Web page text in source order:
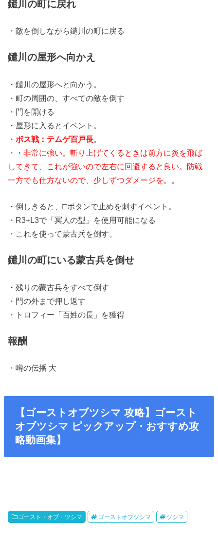
鑓川の町に戻れ
・敵を倒しながら鑓川の町に戻る
鑓川の屋形へ向かえ
・鑓川の屋形へと向かう。
・町の周囲の、すべての敵を倒す
・門を開ける
・屋形に入るとイベント。
・ボス戦：テムゲ百戸長。
・・非常に強い。斬り上げてくるときは前方に炎を飛ば
してきて、これが強いので左右に回避すると良い。防戦
一方でも仕方ないので、少しずつダメージを。 。
・倒しきると、□ボタンで止めを刺すイベント。
・R3+L3で「冥人の型」を使用可能になる
・これを使って蒙古兵を倒す。
鑓川の町にいる蒙古兵を倒せ
・残りの蒙古兵をすべて倒す
・門の外まで押し返す
・トロフィー「百姓の長」を獲得
報酬
・噂の伝播 大
【ゴーストオブツシマ 攻略】ゴースト
オブツシマ ピックアップ・おすすめ攻
略動画集】
ゴースト・オブ・ツシマ ゴーストオブツシマ ツシマ